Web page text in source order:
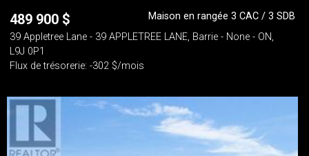
489 900 $
Maison en rangée 3 CAC / 3 SDB
39 Appletree Lane - 39 APPLETREE LANE, Barrie - None - ON,
L9J 0P1
Flux de trésorerie: -302 $/mois